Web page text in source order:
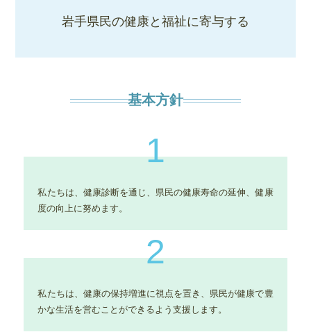
岩手県民の健康と福祉に寄与する
基本方針
1
私たちは、健康診断を通じ、県民の健康寿命の延伸、健康
度の向上に努めます。
2
私たちは、健康の保持増進に視点を置き、県民が健康で豊
かな生活を営むことができるよう支援します。